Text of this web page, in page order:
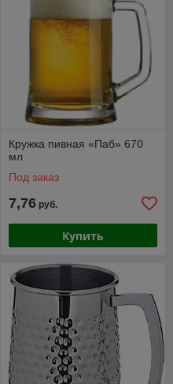
Кружка пивная «Паб» 670
мл
Под заказ
7,76 руб.
Купить